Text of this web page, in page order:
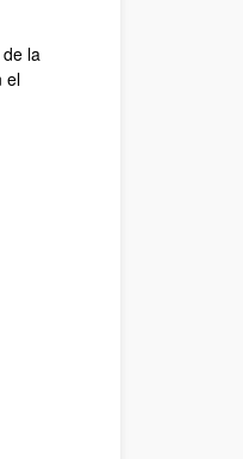
la
el